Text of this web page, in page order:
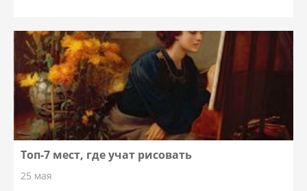
Топ-7 мест, где учат рисовать
25 мая